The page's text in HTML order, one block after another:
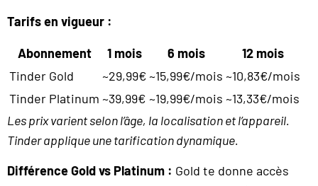
Tarifs en vigueur :
Abonnement 1 mois 6 mois
12 mois
Tinder Gold
~29,99€ ~15,99€/mois ~10,83€/mois
Tinder Platinum ~39,99€ ~19,99€/mois ~13,33€/mois
Les prix varient selon l’âge, la localisation et l’appareil.
Tinder applique une tarification dynamique.
Différence Gold vs Platinum : Gold te donne accès